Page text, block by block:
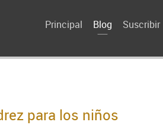
Principal Blog Suscribir
para los niños